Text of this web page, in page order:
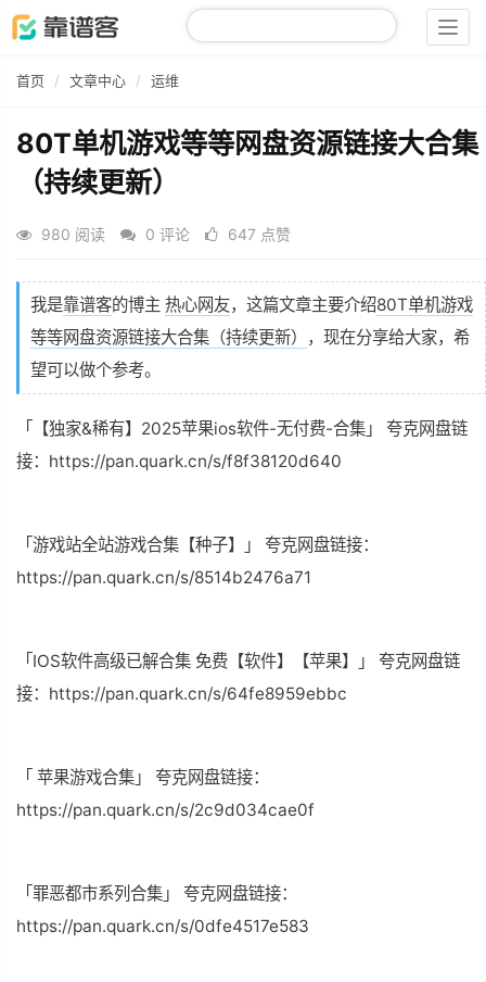
首页 文章中心 运维
80T单机游戏等等网盘资源链接大合集
（持续更新）
980 阅读 0 评论 647 点赞
我是靠谱客的博主 热心网友，这篇文章主要介绍80T单机游戏
等等网盘资源链接大合集（持续更新）
，现在分享给大家，希
望可以做个参考。
「【独家&稀有】2025苹果ios软件-无付费-合集」 夸克网盘链
接：https://pan.quark.cn/s/f8f38120d640
「游戏站全站游戏合集【种子】」 夸克网盘链接：
https://pan.quark.cn/s/8514b2476a71
「IOS软件高级已解合集 免费【软件】【苹果】」 夸克网盘链
接：https://pan.quark.cn/s/64fe8959ebbc
「 苹果游戏合集」 夸克网盘链接：
https://pan.quark.cn/s/2c9d034cae0f
「罪恶都市系列合集」 夸克网盘链接：
https://pan.quark.cn/s/0dfe4517e583